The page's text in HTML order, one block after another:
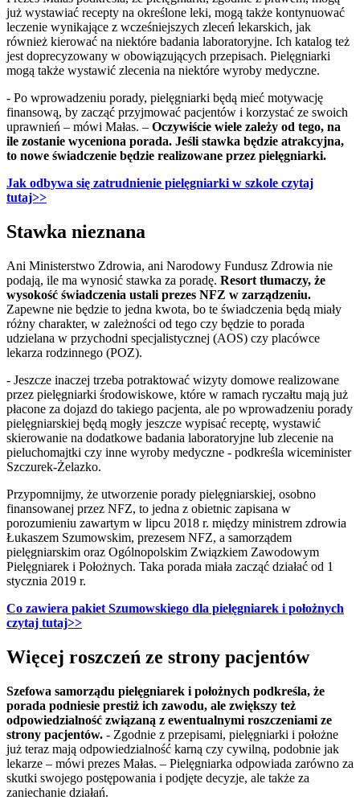
już wystawiać recepty na określone leki, mogą także kontynuować
leczenie wynikające z wcześniejszych zleceń lekarskich, jak
również kierować na niektóre badania laboratoryjne. Ich katalog też
jest doprecyzowany w obowiązujących przepisach. Pielęgniarki
mogą także wystawić zlecenia na niektóre wyroby medyczne.
- Po wprowadzeniu porady, pielęgniarki będą mieć motywację
finansową, by zacząć przyjmować pacjentów i korzystać ze swoich
uprawnień – mówi Małas. – Oczywiście wiele zależy od tego, na
ile zostanie wyceniona porada. Jeśli stawka będzie atrakcyjna,
to nowe świadczenie będzie realizowane przez pielęgniarki.
Jak odbywa się zatrudnienie pielęgniarki w szkole czytaj
tutaj>>
Stawka nieznana
Ani Ministerstwo Zdrowia, ani Narodowy Fundusz Zdrowia nie
podają, ile ma wynosić stawka za poradę. Resort tłumaczy, że
wysokość świadczenia ustali prezes NFZ w zarządzeniu.
Zapewne nie będzie to jedna kwota, bo te świadczenia będą miały
różny charakter, w zależności od tego czy będzie to porada
udzielana w przychodni specjalistycznej (AOS) czy placówce
lekarza rodzinnego (POZ).
- Jeszcze inaczej trzeba potraktować wizyty domowe realizowane
przez pielęgniarki środowiskowe, które w ramach ryczałtu mają już
płacone za dojazd do takiego pacjenta, ale po wprowadzeniu porady
pielęgniarskiej będą mogły jeszcze wypisać receptę, wystawić
skierowanie na dodatkowe badania laboratoryjne lub zlecenie na
pieluchomajtki czy inne wyroby medyczne - podkreśla wiceminister
Szczurek-Żelazko.
Przypomnijmy, że utworzenie porady pielęgniarskiej, osobno
finansowanej przez NFZ, to jedna z obietnic zapisana w
porozumieniu zawartym w lipcu 2018 r. między ministrem zdrowia
Łukaszem Szumowskim, prezesem NFZ, a samorządem
pielęgniarskim oraz Ogólnopolskim Związkiem Zawodowym
Pielęgniarek i Położnych. Taka porada miała zacząć działać od 1
stycznia 2019 r.
Co zawiera pakiet Szumowskiego dla pielęgniarek i położnych
czytaj tutaj>>
Więcej roszczeń ze strony pacjentów
Szefowa samorządu pielęgniarek i położnych podkreśla, że
porada podniesie prestiż ich zawodu, ale zwiększy też
odpowiedzialność związaną z ewentualnymi roszczeniami ze
strony pacjentów. - Zgodnie z przepisami, pielęgniarki i położne
już teraz mają odpowiedzialność karną czy cywilną, podobnie jak
lekarze – mówi prezes Małas. – Pielęgniarka odpowiada zarówno za
skutki swojego postępowania i podjęte decyzje, ale także za
zaniechanie działań.